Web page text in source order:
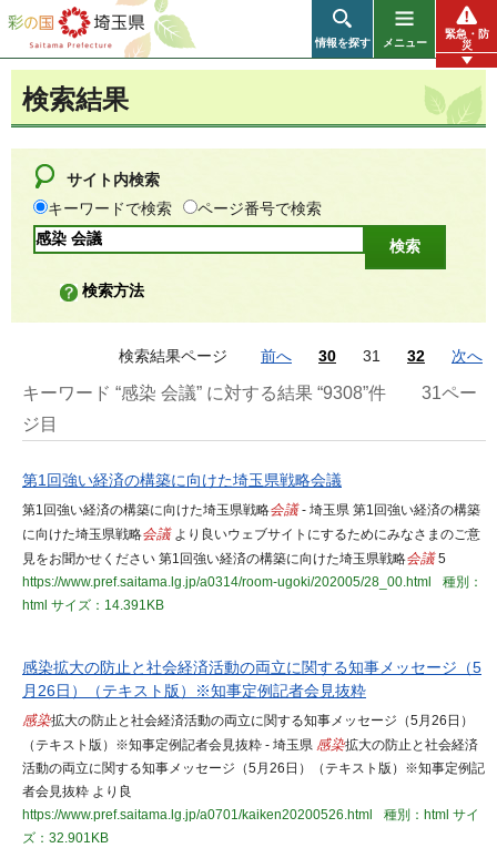
彩の国 埼玉県
情報を探す メニュー
緊急・防
災
検索結果
サイト内検索
キーワードで検索
ページ番号で検索
検索方法
検索結果ページ 前へ 30 31 32 次へ
キーワード “感染 会議” に対する結果 “9308”件
31ペー
ジ目
第1回強い経済の構築に向けた埼玉県戦略会議
第1回強い経済の構築に向けた埼玉県戦略会議- 埼玉県 第1回強い経済の構築
に向けた埼玉県戦略会議より良いウェブサイトにするためにみなさまのご意
見をお聞かせください 第1回強い経済の構築に向けた埼玉県戦略会議5
https://www.pref.saitama.lg.jp/a0314/room-ugoki/202005/28_00.html
種別：
html サイズ：14.391KB
感染拡大の防止と社会経済活動の両立に関する知事メッセージ（5
月26日）（テキスト版）※知事定例記者会見抜粋
感染拡大の防止と社会経済活動の両立に関する知事メッセージ（5月26日）
（テキスト版）※知事定例記者会見抜粋 - 埼玉県 感染拡大の防止と社会経済
活動の両立に関する知事メッセージ（5月26日）（テキスト版）※知事定例記
者会見抜粋 より良
https://www.pref.saitama.lg.jp/a0701/kaiken20200526.html
種別：html サイ
ズ：32.901KB